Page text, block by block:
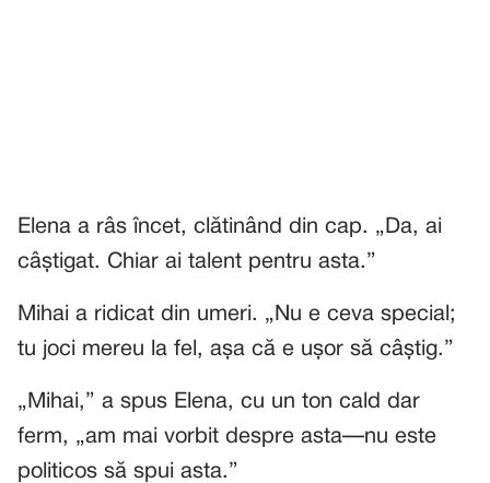
Elena a râs încet, clătinând din cap. „Da, ai
câștigat. Chiar ai talent pentru asta.”
Mihai a ridicat din umeri. „Nu e ceva special;
tu joci mereu la fel, așa că e ușor să câștig.”
„Mihai,” a spus Elena, cu un ton cald dar
ferm, „am mai vorbit despre asta—nu este
politicos să spui asta.”